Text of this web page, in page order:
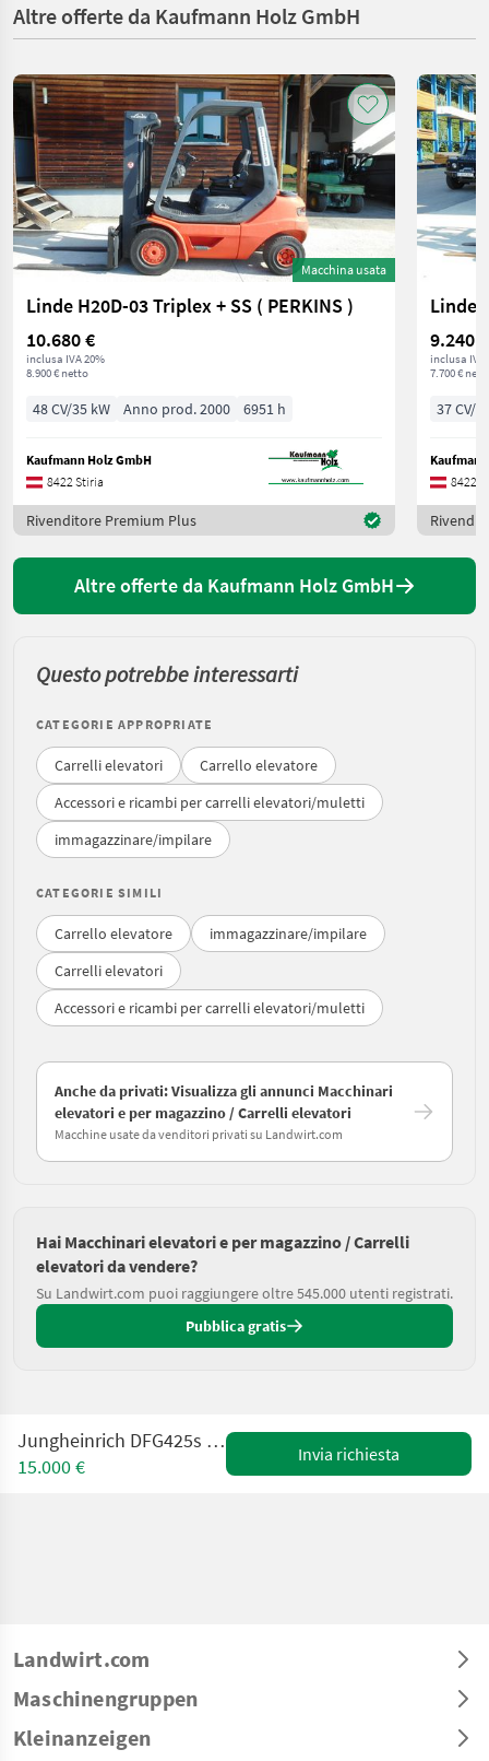
Altre offerte da Kaufmann Holz GmbH
Macchina usata
Linde H20D-03 Triplex + SS ( PERKINS )
10.680 €
inclusa IVA 20%
8.900 € netto
48 CV/35 kW Anno prod. 2000 6951 h
Kaufmann Holz GmbH
8422 Stiria
Rivenditore Premium Plus
Linde
9.240 €
inclusa IVA
7.700 €
37 CV/
8422
Altre offerte da Kaufmann Holz GmbH
Questo potrebbe interessarti
CATEGORIE APPROPRIATE
Carrelli elevatori
Carrello elevatore
Accessori e ricambi per carrelli elevatori/muletti
immagazzinare/impilare
CATEGORIE SIMILI
Carrello elevatore
immagazzinare/impilare
Carrelli elevatori
Accessori e ricambi per carrelli elevatori/muletti
Anche da privati: Visualizza gli annunci Macchinari
elevatori e per magazzino / Carrelli elevatori
Macchine usate da venditori privati su Landwirt.com
Hai Macchinari elevatori e per magazzino / Carrelli
elevatori da vendere?
Su Landwirt.com puoi raggiungere oltre 545.000 utenti registrati.
Pubblica gratis
Jungheinrich DFG425s Triplex 4,4m + SS + 4. Kreis
15.000 €
Invia richiesta
Landwirt.com
Maschinengruppen
Kleinanzeigen